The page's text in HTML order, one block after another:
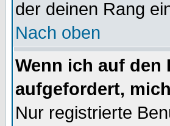
der deinen Rang
Nach oben
Wenn ich auf den
aufgefordert,
Nur registrierte